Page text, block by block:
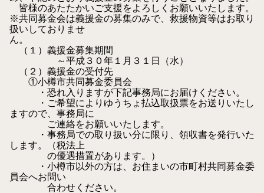
皆様のあたたかいご支援をよろしくお願いいたします。
※共同募金会は義援金の募集のみで、救援物資等はお取り
扱いしておりませ
ん。
（１）義援金募集期間
～平成３０年１月３１日（水）
（２）義援金の受付先
①小樽市共同募金委員会
・恐れ入りますが下記事務局にお届けください。
・ご希望によりゆうちょ払込取扱票をお送りいたし
ますので、事務局に
ご連絡をお願いいたします。
・事務局での取り扱い分に限り、領収書を発行いた
します。（税法上
の優遇措置があります。）
・小樽市以外の方は、お住まいの市町村共同募金委
員会へお問い
合わせください。